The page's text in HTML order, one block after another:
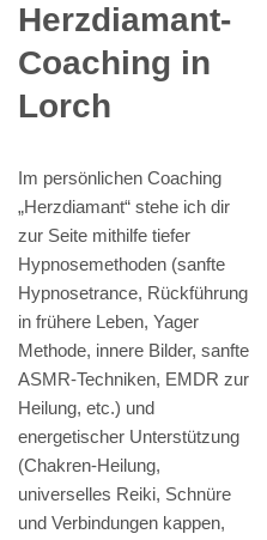
Herzdiamant-
Coaching in
Lorch
Im persönlichen Coaching
„Herzdiamant“ stehe ich dir
zur Seite mithilfe tiefer
Hypnosemethoden (sanfte
Hypnosetrance, Rückführung
in frühere Leben, Yager
Methode, innere Bilder, sanfte
ASMR-Techniken, EMDR zur
Heilung, etc.) und
energetischer Unterstützung
(Chakren-Heilung,
universelles Reiki, Schnüre
und Verbindungen kappen,